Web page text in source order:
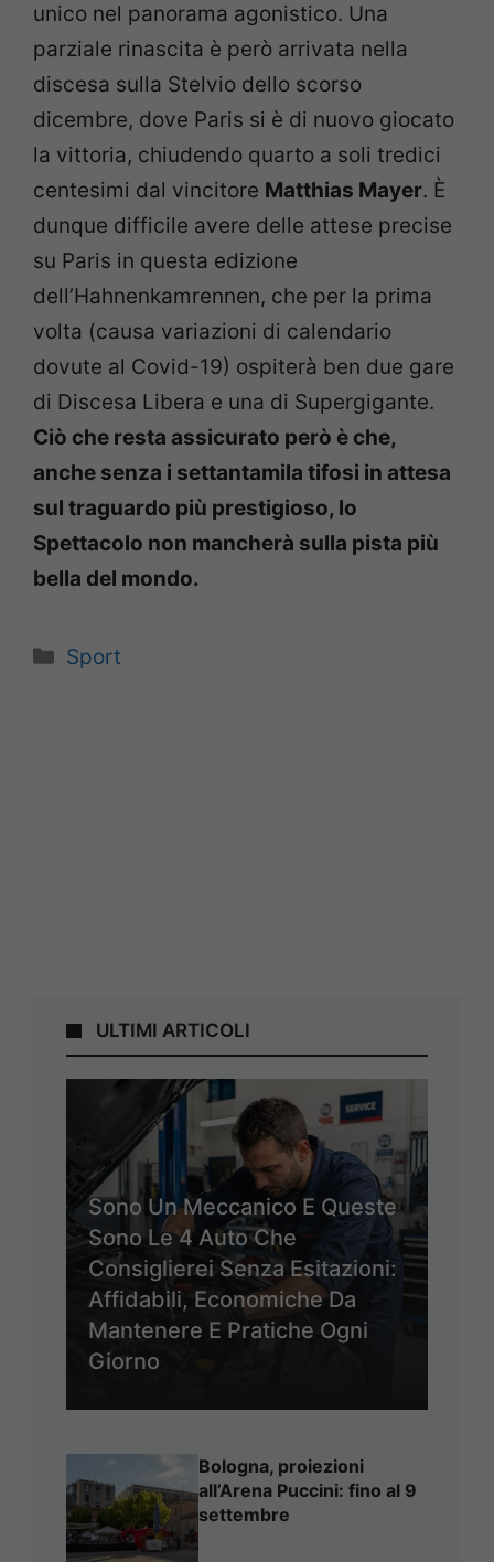
unico nel panorama agonistico. Una
parziale rinascita è però arrivata nella
discesa sulla Stelvio dello scorso
dicembre, dove Paris si è di nuovo giocato
la vittoria, chiudendo quarto a soli tredici
centesimi dal vincitore Matthias Mayer. È
dunque difficile avere delle attese precise
su Paris in questa edizione
dell’Hahnenkamrennen, che per la prima
volta (causa variazioni di calendario
dovute al Covid-19) ospiterà ben due gare
di Discesa Libera e una di Supergigante.
Ciò che resta assicurato però è che,
anche senza i settantamila tifosi in attesa
sul traguardo più prestigioso, lo
Spettacolo non mancherà sulla pista più
bella del mondo.
Categorie
Sport
ULTIMI ARTICOLI
Sono Un Meccanico E Queste
Sono Le 4 Auto Che
Consiglierei Senza Esitazioni:
Affidabili, Economiche Da
Mantenere E Pratiche Ogni
Giorno
Bologna, proiezioni
all’Arena Puccini: fino al 9
settembre